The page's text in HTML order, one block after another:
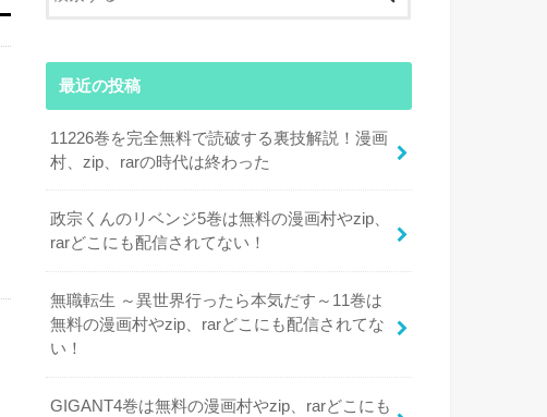
最近の投稿
11226巻を完全無料で読破する裏技解説！漫画
村、zip、rarの時代は終わった
政宗くんのリベンジ5巻は無料の漫画村やzip、
rarどこにも配信されてない！
無職転生 ～異世界行ったら本気だす～11巻は
無料の漫画村やzip、rarどこにも配信されてな
い！
GIGANT4巻は無料の漫画村やzip、rarどこにも